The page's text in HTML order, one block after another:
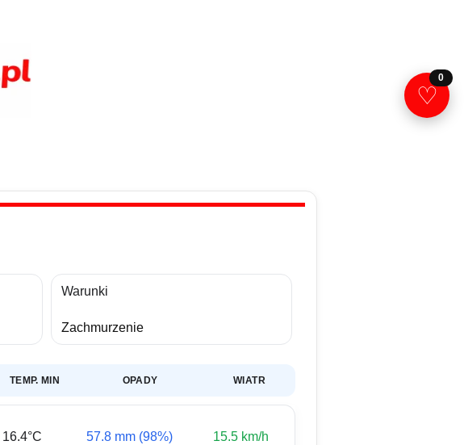
Warunki
Zachmurzenie
TEMP. MIN OPADY WIATR
16.4°C 57.8 mm (98%) 15.5 km/h
♡
0